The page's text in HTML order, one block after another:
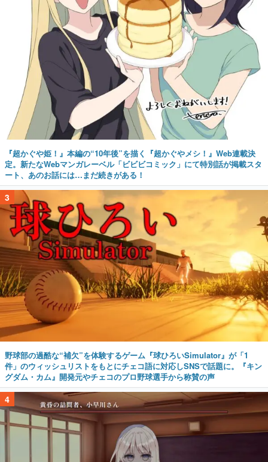
『超かぐや姫！』本編の“10年後”を描く『超かぐやメシ！』Web連載決
定。新たなWebマンガレーベル「ビビビコミック」にて特別話が掲載スタ
ート、あのお話には…まだ続きがある！
3
野球部の過酷な“補欠”を体験するゲーム『球ひろいSimulator』が「1
件」のウィッシュリストをもとにチェコ語に対応しSNSで話題に。『キン
グダム・カム』開発元やチェコのプロ野球選手から称賛の声
4